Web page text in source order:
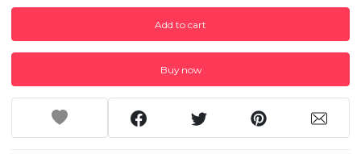
Add to cart
Buy now